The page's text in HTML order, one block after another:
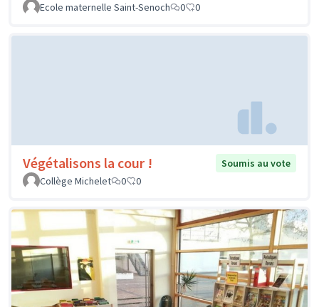
Ecole maternelle Saint-Senoch
0 0
Végétalisons la cour !
Soumis au vote
Collège Michelet
0 0